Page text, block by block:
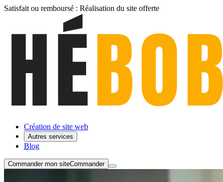
Satisfait ou remboursé : Réalisation du site offerte
Création de site web
Autres services
Blog
Commander mon siteCommander